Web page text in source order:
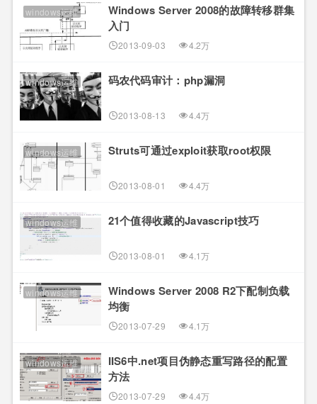
windows运维
Windows Server 2008的故障转移群集
入门
2013-09-03 4.2万
windows运维 码农代码审计：php漏洞
2013-08-13 4.4万
windows运维 Struts可通过exploit获取root权限
2013-08-01 4.4万
windows运维 21个值得收藏的Javascript技巧
2013-08-01 4.1万
windows运维
Windows Server 2008 R2下配制负载
均衡
2013-07-29 4.1万
windows运维
IIS6中.net项目伪静态重写路径的配置
方法
2013-07-29 4.4万